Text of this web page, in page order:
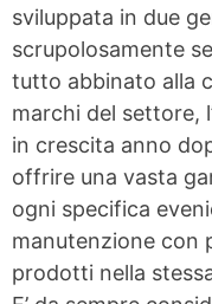
sviluppata in due
scrupolosamente
tutto abbinato alla
marchi del settore,
in crescita anno
offrire una vasta
ogni specifica
manutenzione con
prodotti nella